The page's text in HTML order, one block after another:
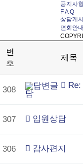
공지사
F A Q
상담게
면회안
번
호
제목
308
담
307 입원상담
306 감사편지